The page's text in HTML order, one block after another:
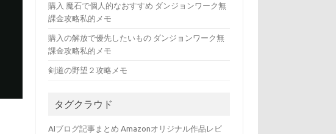
購入 魔石で個人的なおすすめ ダンジョンワーク無
課金攻略私的メモ
購入の解放で優先したいもの ダンジョンワーク無
課金攻略私的メモ
剣道の野望２攻略メモ
タグクラウド
AIブログ記事まとめ Amazonオリジナル作品レビ